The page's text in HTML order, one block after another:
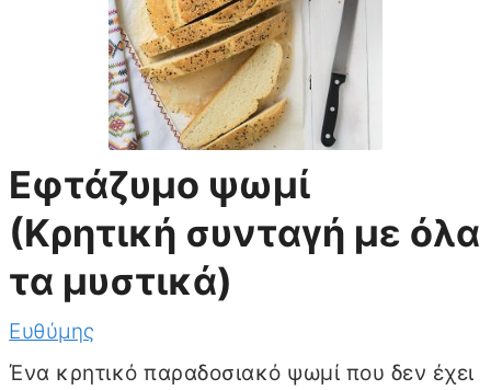
Εφτάζυμο ψωμί
(Κρητική συνταγή με όλα
τα μυστικά)
Ευθύμης
Ένα κρητικό παραδοσιακό ψωμί που δεν έχει